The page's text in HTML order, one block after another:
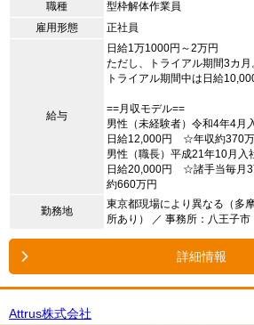
職種
型枠解体作業員
雇用形態
正社員
給与
日給1万1000円～2万円
ただし、トライアル期間3カ月
トライアル期間中は日給
==月収モデル==
男性（未経験者）令和4年4月
日給12,000円 ☆年収約370
男性（職長）平成21年10月入
日給20,000円 ☆諸手当毎月
約660万円
勤務地
東京都現場により異なる（多
所あり） ／ 事務所：八王子市
詳細情報
Attrus株式会社